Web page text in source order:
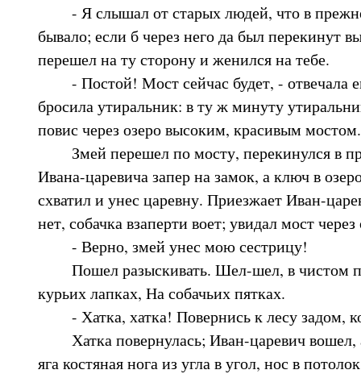
- Я слышал от старых людей, что в
бывало; если б через него да был перекинут
перешел на ту сторону и женился на тебе.
- Постой! Мост сейчас будет, - отвечала
бросила утиральник: в ту ж минуту
повис через озеро высоким, красивым мостом.
Змей перешел по мосту, перекинулся в
Ивана-царевича запер на замок, а ключ в
схватил и унес царевну. Приезжает Иван-
нет, собачка взаперти воет; увидал мост
- Верно, змей унес мою сестрицу!
Пошел разыскивать. Шел-шел, в чистом
курьих лапках, На собачьих пятках.
- Хатка, хатка! Повернись к лесу задом,
Хатка повернулась; Иван-царевич вошел,
яга костяная нога из угла в угол, нос в